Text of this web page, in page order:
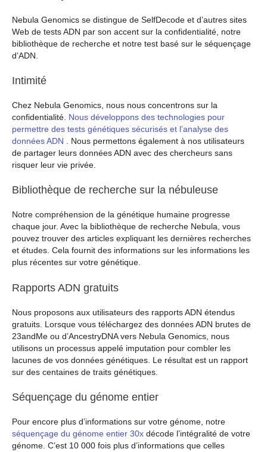
Nebula Genomics se distingue de SelfDecode et d’autres sites
Web de tests ADN par son accent sur la confidentialité, notre
bibliothèque de recherche et notre test basé sur le séquençage
d’ADN.
Intimité
Chez Nebula Genomics, nous nous concentrons sur la
confidentialité. Nous développons des technologies pour
permettre des tests génétiques sécurisés et l’analyse des
données ADN . Nous permettons également à nos utilisateurs
de partager leurs données ADN avec des chercheurs sans
risquer leur vie privée.
Bibliothèque de recherche sur la nébuleuse
Notre compréhension de la génétique humaine progresse
chaque jour. Avec la bibliothèque de recherche Nebula, vous
pouvez trouver des articles expliquant les dernières recherches
et études. Cela fournit des informations sur les informations les
plus récentes sur votre génétique.
Rapports ADN gratuits
Nous proposons aux utilisateurs des rapports ADN étendus
gratuits. Lorsque vous téléchargez des données ADN brutes de
23andMe ou d’AncestryDNA vers Nebula Genomics, nous
utilisons un processus appelé imputation pour combler les
lacunes de vos données génétiques. Le résultat est un rapport
sur des centaines de traits génétiques.
Séquençage du génome entier
Pour encore plus d’informations sur votre génome, notre
séquençage du génome entier 30x décode l’intégralité de votre
génome. C’est 10 000 fois plus d’informations que celles